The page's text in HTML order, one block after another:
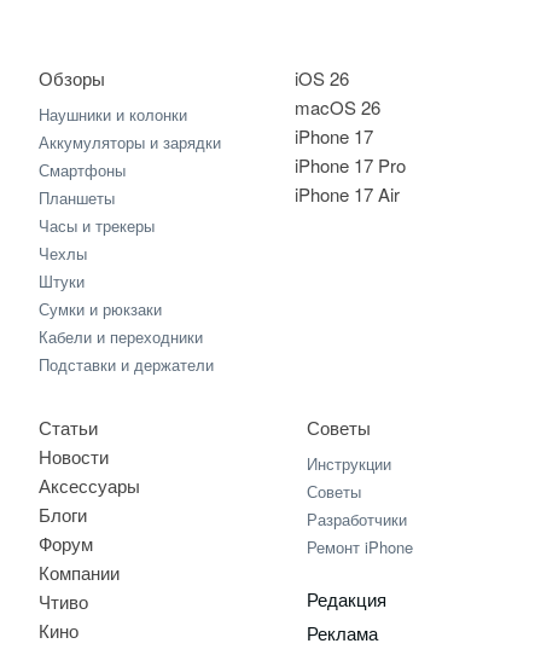
iOS 26
macOS 26
iPhone 17
iPhone 17 Pro
iPhone 17 Air
Обзоры
Наушники и колонки
Аккумуляторы и зарядки
Смартфоны
Планшеты
Часы и трекеры
Чехлы
Штуки
Сумки и рюкзаки
Кабели и переходники
Подставки и держатели
Статьи
Новости
Аксессуары
Блоги
Форум
Компании
Чтиво
Кино
Советы
Инструкции
Советы
Разработчики
Ремонт iPhone
Редакция
Реклама